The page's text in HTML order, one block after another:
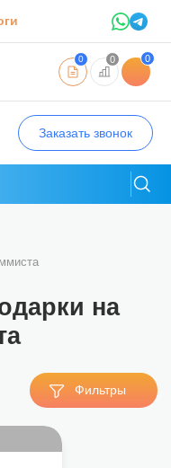
0 0 0
Заказать звонок
на
Фильтры